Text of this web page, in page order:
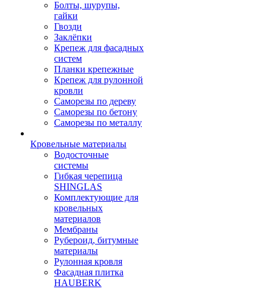
Болты, шурупы,
гайки
Гвозди
Заклёпки
Крепеж для фасадных
систем
Планки крепежные
Крепеж для рулонной
кровли
Саморезы по дереву
Саморезы по бетону
Саморезы по металлу
Кровельные материалы
Водосточные
системы
Гибкая черепица
SHINGLAS
Комплектующие для
кровельных
материалов
Мембраны
Рубероид, битумные
материалы
Рулонная кровля
Фасадная плитка
HAUBERK